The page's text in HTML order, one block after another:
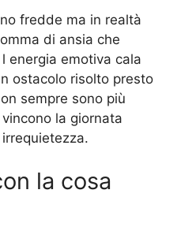
fredde ma in realtà
di ansia che
energia emotiva cala
ostacolo risolto presto
sempre sono più
la giornata
la cosa